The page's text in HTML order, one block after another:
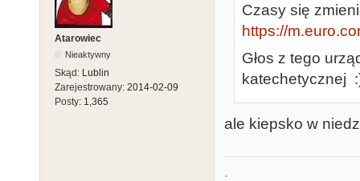
Atarowiec
Nieaktywny
Skąd: Lublin
Zarejestrowany: 2014-02-09
Posty: 1,365
Czasy się
https://
Głos z tego
katechetycznej
ale kiepsko w
.